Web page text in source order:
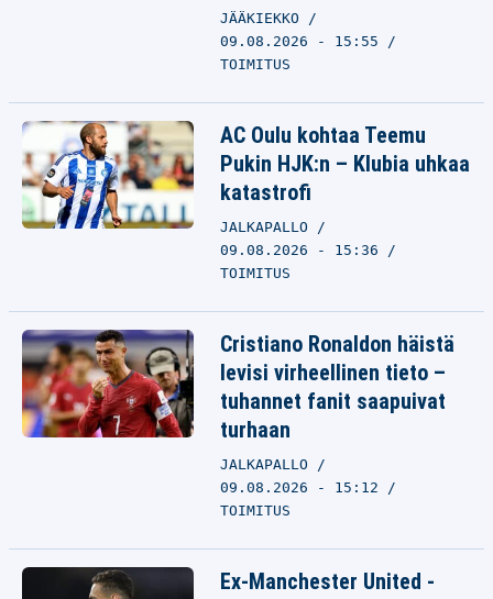
JÄÄKIEKKO
09.08.2026 - 15:55
TOIMITUS
AC Oulu kohtaa Teemu
Pukin HJK:n – Klubia uhkaa
katastrofi
JALKAPALLO
09.08.2026 - 15:36
TOIMITUS
Cristiano Ronaldon häistä
levisi virheellinen tieto –
tuhannet fanit saapuivat
turhaan
JALKAPALLO
09.08.2026 - 15:12
TOIMITUS
Ex-Manchester United -